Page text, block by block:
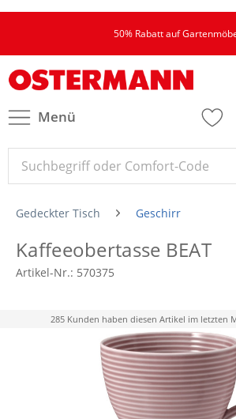
50% Rabatt auf
Menü
Gedeckter Tisch Geschirr
Kaffeeobertasse BEAT
Artikel-Nr.: 570375
285 Kunden haben diesen Artikel im letzten